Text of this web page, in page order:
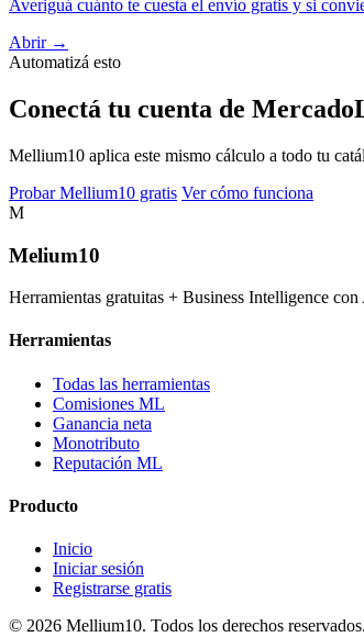
Averiguá cuánto te cuesta el envío gratis y si
Abrir →
Automatizá esto
Conectá tu cuenta de
Mellium10 aplica este mismo cálculo a todo tu
Probar Mellium10 gratis Ver cómo funciona
M
Melium10
Herramientas gratuitas + Business Intelligence
Herramientas
Todas las herramientas
Comisiones ML
Ganancia neta
Monotributo
Reputación ML
Producto
Inicio
Iniciar sesión
Registrarse gratis
© 2026 Mellium10. Todos los derechos reservados.